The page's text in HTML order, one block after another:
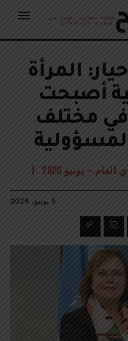
مجلة نسائية تصدر من
المغرب الى العالم
المرأة
أصبحت
مختلف
– يونيو 2026
5 يونيو، 2026